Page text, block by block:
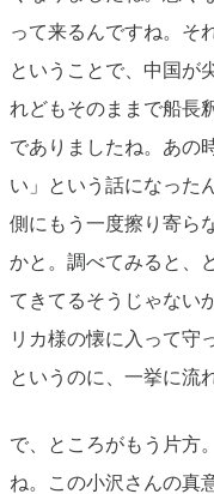
って来るんですね。そ
ということで、中国が
れどもそのままで船長
でありましたね。あの
い」という話になった
側にもう一度擦り寄ら
かと。調べてみると、
てきてるそうじゃない
リカ様の懐に入って守
というのに、一挙に流
で、ところがもう片方
ね。この小沢さんの真